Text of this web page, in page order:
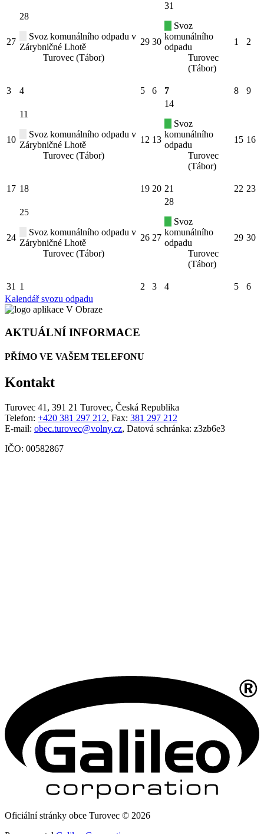
27
28
Svoz komunálního odpadu v
Zárybničné Lhotě
Turovec (Tábor)
29 30
31
Svoz
komunálního
odpadu
Turovec
(Tábor)
1 2
3 4 5 6 7 8 9
10
11
Svoz komunálního odpadu v
Zárybničné Lhotě
Turovec (Tábor)
12 13
14
Svoz
komunálního
odpadu
Turovec
(Tábor)
15 16
17 18 19 20 21 22 23
24
25
Svoz komunálního odpadu v
Zárybničné Lhotě
Turovec (Tábor)
26 27
28
Svoz
komunálního
odpadu
Turovec
(Tábor)
29 30
31 1 2 3 4 5
6
Kalendář svozu odpadu
AKTUÁLNÍ INFORMACE
PŘÍMO VE VAŠEM TELEFONU
Kontakt
Turovec 41, 391 21 Turovec, Česká Republika
Telefon: +420 381 297 212, Fax: 381 297 212
E-mail: obec.turovec@volny.cz, Datová schránka: z3zb6e3
IČO: 00582867
Oficiální stránky obce Turovec © 2026